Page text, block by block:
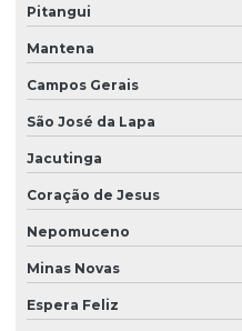
Pitangui
Mantena
Campos Gerais
São José da Lapa
Jacutinga
Coração de Jesus
Nepomuceno
Minas Novas
Espera Feliz